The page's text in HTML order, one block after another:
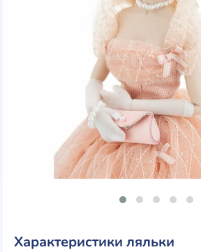
Характеристики ляльки